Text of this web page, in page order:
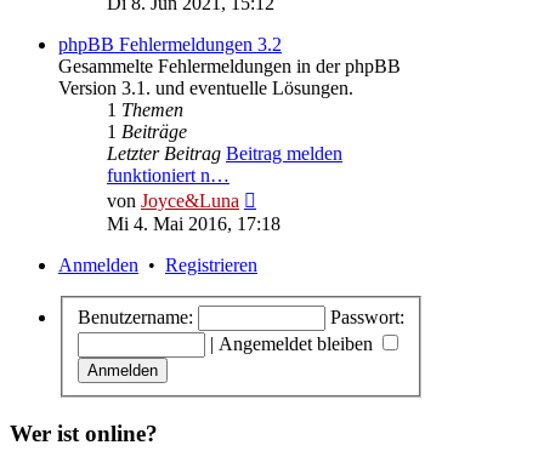
phpBB Fehlermeldungen 3.2
Gesammelte Fehlermeldungen in der phpBB
Version 3.1. und eventuelle Lösungen.
1 Themen
1 Beiträge
Letzter Beitrag Beitrag melden
funktioniert n…
von Joyce&Luna
Beitrag
Mi 4. Mai 2016, 17:18
Anmelden • Registrieren
Benutzername:
Passwort:
| Angemeldet bleiben
Wer ist online?